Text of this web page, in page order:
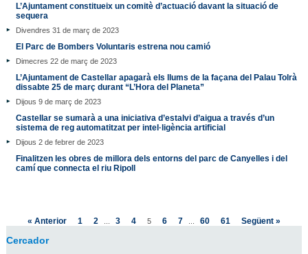
L’Ajuntament constitueix un comitè d’actuació davant la situació de
sequera
Divendres 31 de març de 2023
El Parc de Bombers Voluntaris estrena nou camió
Dimecres 22 de març de 2023
L’Ajuntament de Castellar apagarà els llums de la façana del Palau Tolrà
dissabte 25 de març durant “L’Hora del Planeta”
Dijous 9 de març de 2023
Castellar se sumarà a una iniciativa d’estalvi d’aigua a través d’un
sistema de reg automatitzat per intel·ligència artificial
Dijous 2 de febrer de 2023
Finalitzen les obres de millora dels entorns del parc de Canyelles i del
camí que connecta el riu Ripoll
« Anterior 1 2 3 4 5 6 7 60 61 Següent »
Cercador